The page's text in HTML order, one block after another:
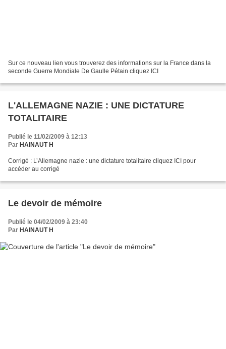
Sur ce nouveau lien vous trouverez des informations sur la France dans la
seconde Guerre Mondiale De Gaulle Pétain cliquez ICI
L'ALLEMAGNE NAZIE : UNE DICTATURE
TOTALITAIRE
Publié le 11/02/2009 à 12:13
Par HAINAUT H
Corrigé : L’Allemagne nazie : une dictature totalitaire cliquez ICI pour
accéder au corrigé
Le devoir de mémoire
Publié le 04/02/2009 à 23:40
Par HAINAUT H